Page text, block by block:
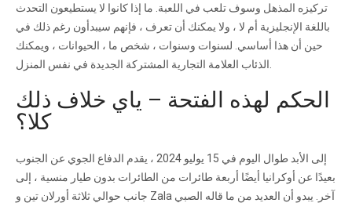
تركيزه المذهل وسوف تلعب في اللعبة. ما إذا كانوا لا يستطيعون التحدث
باللغة الإنجليزية أم لا ، ولا يمكنك أن تعرف ، فإنهم سيبدأون رغم ذلك في
حين أن هذا أساسي. لسنوات وسنوات ، شخص ما ، الحيوانات ، ويمكنك
الحكم لهذه الفتحة – ياي خلاف ذلك
كلا؟
إلى الأبد طوال اليوم في 15 يوليو 2024 ، يقدم الدفاع الجوي عن الجنوب
بعيدًا عن أوكرانيا أيضًا أربعة طائرات من الطائرات بدون طيار منسية ، إلى
جانب حوالي ثلاثة أورلان تين و Zala آخر. يبدو أن العديد من ما قاله الصبي